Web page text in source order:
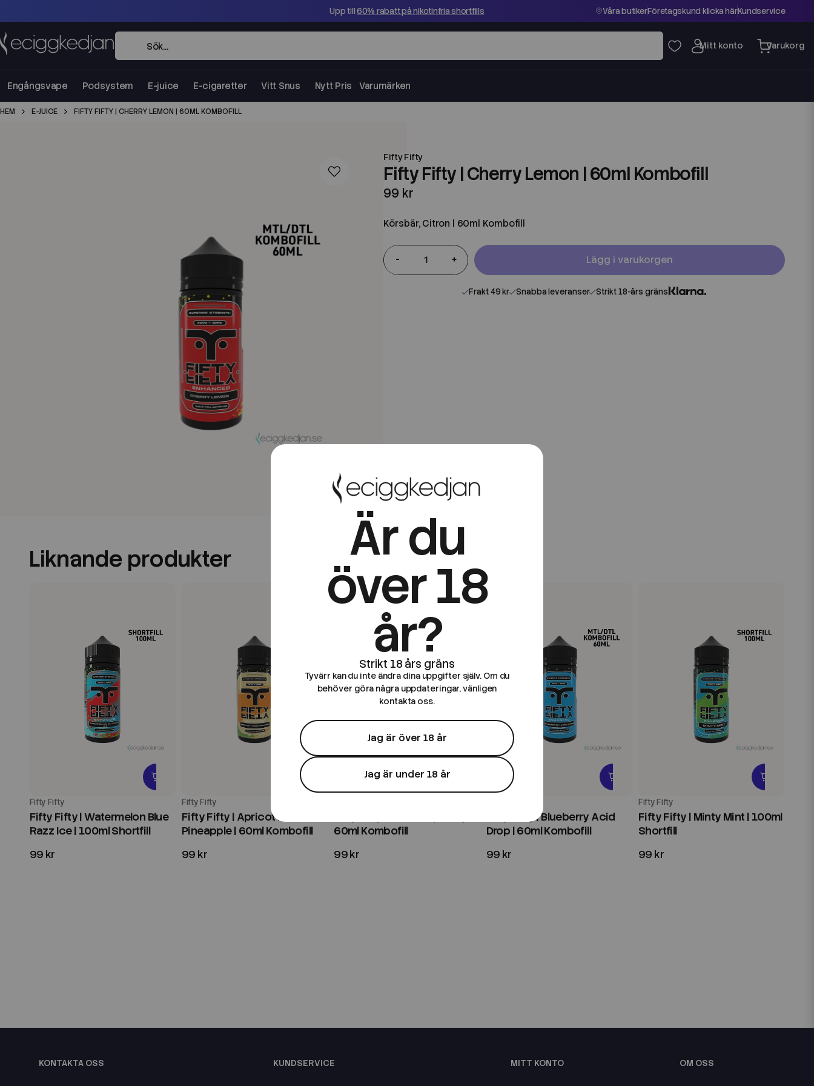
Upp till60% rabatt på nikotinfria shortfills Våra butikerFöretagskund klicka härKundservice
Engångsvape Podsystem E-juice E-cigaretter Vitt Snus Nytt Pris Varumärken
HEM E-JUICE FIFTY FIFTY | CHERRY LEMON | 60ML KOMBOFILL
Fifty Fifty
Fifty Fifty | Cherry Lemon | 60ml Kombofill
99 kr
Körsbär, Citron | 60ml Kombofill
- + Lägg i varukorgen
Frakt 49 kr Snabba leveranser Strikt 18-års gräns
Liknande produkter
Fifty Fifty
Fifty Fifty | Watermelon Blue
Razz Ice | 100ml Shortfill
99 kr
Fifty Fifty
Fifty Fifty | Apricot Kiwi
Pineapple | 60ml Kombofill
99 kr
60ml Kombofill
99 kr
Fifty Fifty | Blueberry Acid
Drop | 60ml Kombofill
99 kr
Fifty Fifty
Fifty Fifty | Minty Mint | 100ml
Shortfill
99 kr
Är du
över 18
år?
Tyvärr kan du inte ändra dina uppgifter själv. Om du
behöver göra några uppdateringar, vänligen
kontakta oss.
Jag är över 18 år
Jag är under 18 år
KONTAKTA OSS KUNDSERVICE MITT KONTO OM OSS